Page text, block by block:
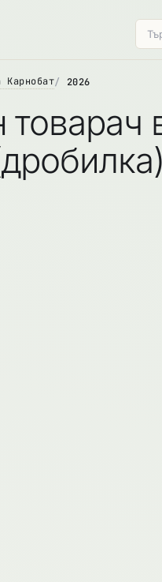
Карнобат 2026